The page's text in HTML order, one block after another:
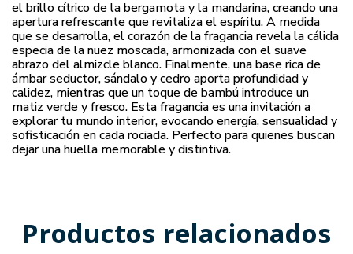
el brillo cítrico de la bergamota y la mandarina, creando una
apertura refrescante que revitaliza el espíritu. A medida
que se desarrolla, el corazón de la fragancia revela la cálida
especia de la nuez moscada, armonizada con el suave
abrazo del almizcle blanco. Finalmente, una base rica de
ámbar seductor, sándalo y cedro aporta profundidad y
calidez, mientras que un toque de bambú introduce un
matiz verde y fresco. Esta fragancia es una invitación a
explorar tu mundo interior, evocando energía, sensualidad y
sofisticación en cada rociada. Perfecto para quienes buscan
dejar una huella memorable y distintiva.
Productos relacionados